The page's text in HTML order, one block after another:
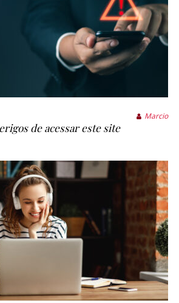
Marcio
de acessar este site